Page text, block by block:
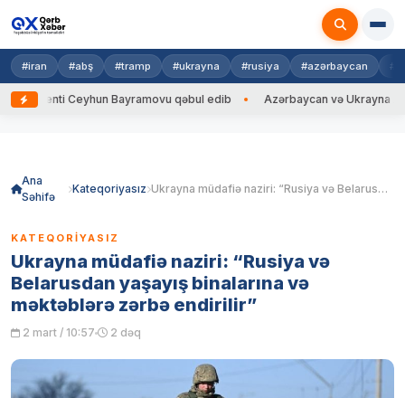
#iran #abş #tramp #ukrayna #rusiya #azərbaycan
Ceyhun Bayramovu qəbul edib Azərbaycan və Ukrayna XİN
Ana
Səhifə
Kateqoriyasız Ukrayna müdafiə naziri: “Rusiya və Belarusdan yaşayış binalarına və məktəblərə zərbə endirilir”
KATEQORIYASIZ
Ukrayna müdafiə naziri: “Rusiya və
Belarusdan yaşayış binalarına və
məktəblərə zərbə endirilir”
2 mart / 10:57 2 dəq